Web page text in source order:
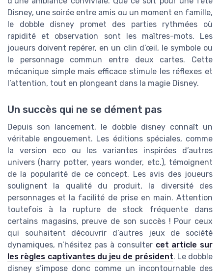
Disney, une soirée entre amis ou un moment en famille,
le dobble disney promet des parties rythmées où
rapidité et observation sont les maîtres-mots. Les
joueurs doivent repérer, en un clin d’œil, le symbole ou
le personnage commun entre deux cartes. Cette
mécanique simple mais efficace stimule les réflexes et
l’attention, tout en plongeant dans la magie Disney.
Un succès qui ne se dément pas
Depuis son lancement, le dobble disney connaît un
véritable engouement. Les éditions spéciales, comme
la version eco ou les variantes inspirées d’autres
univers (harry potter, years wonder, etc.), témoignent
de la popularité de ce concept. Les avis des joueurs
soulignent la qualité du produit, la diversité des
personnages et la facilité de prise en main. Attention
toutefois à la rupture de stock fréquente dans
certains magasins, preuve de son succès ! Pour ceux
qui souhaitent découvrir d’autres jeux de société
dynamiques, n’hésitez pas à consulter cet article sur
les règles captivantes du jeu de président. Le dobble
disney s’impose donc comme un incontournable des